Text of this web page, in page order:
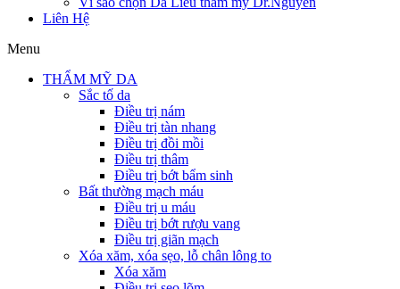
Liên Hệ
Menu
THẨM MỸ DA
Sắc tố da
Điều trị nám
Điều trị tàn nhang
Điều trị đồi mồi
Điều trị thâm
Điều trị bớt bẩm sinh
Bất thường mạch máu
Điều trị u máu
Điều trị bớt rượu vang
Điều trị giãn mạch
Xóa xăm, xóa sẹo, lỗ chân lông to
Xóa xăm